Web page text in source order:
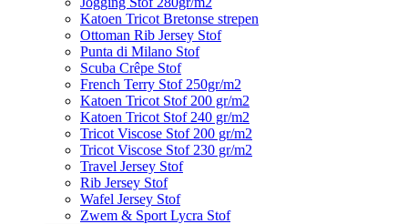
Katoen Tricot Bretonse strepen
Ottoman Rib Jersey Stof
Punta di Milano Stof
Scuba Crêpe Stof
French Terry Stof 250gr/m2
Katoen Tricot Stof 200 gr/m2
Katoen Tricot Stof 240 gr/m2
Tricot Viscose Stof 200 gr/m2
Tricot Viscose Stof 230 gr/m2
Travel Jersey Stof
Rib Jersey Stof
Wafel Jersey Stof
Zwem & Sport Lycra Stof